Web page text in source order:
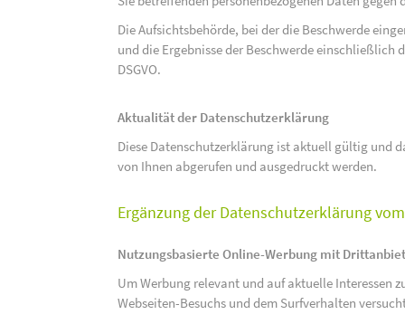
Die Aufsichtsbehörde, bei der die Beschwerde
und die Ergebnisse der Beschwerde
DSGVO.
Aktualität der Datenschutzerklärung
Diese Datenschutzerklärung ist aktuell gültig und
von Ihnen abgerufen und ausgedruckt werden.
Ergänzung der Datenschutzerklärung
Nutzungsbasierte Online-Werbung mit
Um Werbung relevant und auf aktuelle Interessen
Webseiten-Besuchs und dem Surfverhalten